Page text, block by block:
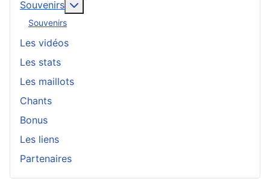
Souvenirs
Souvenirs
Les vidéos
Les stats
Les maillots
Chants
Bonus
Les liens
Partenaires